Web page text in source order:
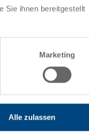
Sie ihnen bereitgestellt
Marketing
Alle zulassen
mm